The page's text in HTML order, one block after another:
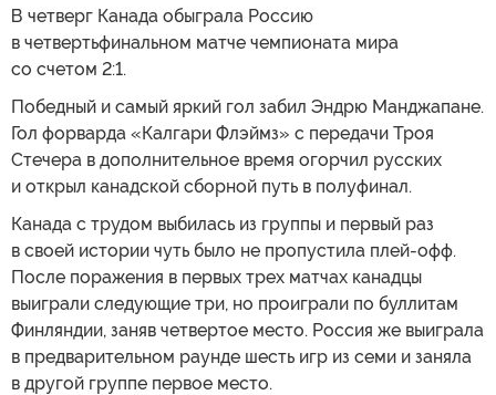
В четверг Канада обыграла Россию
в четвертьфинальном матче чемпионата мира
со счетом 2:1.
Победный и самый яркий гол забил Эндрю Манджапане.
Гол форварда «Калгари Флэймз» с передачи Троя
Стечера в дополнительное время огорчил русских
и открыл канадской сборной путь в полуфинал.
Канада с трудом выбилась из группы и первый раз
в своей истории чуть было не пропустила плей-офф.
После поражения в первых трех матчах канадцы
выиграли следующие три, но проиграли по буллитам
Финляндии, заняв четвертое место. Россия же выиграла
в предварительном раунде шесть игр из семи и заняла
в другой группе первое место.